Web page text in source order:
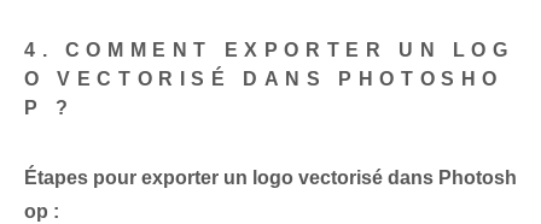
4. COMMENT EXPORTER UN LOG
O VECTORISÉ DANS PHOTOSHO
P ?
Étapes pour exporter un logo vectorisé dans Photosh
op :